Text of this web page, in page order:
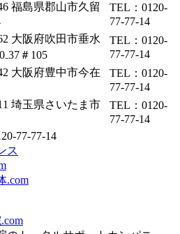
福島県郡山市久留
TEL：0120-
77-77-14
大阪府吹田市垂水
＃105
TEL：0120-
77-77-14
大阪府豊中市今在
TEL：0120-
77-77-14
埼玉県さいたま市
TEL：0120-
77-77-14
77-77-14